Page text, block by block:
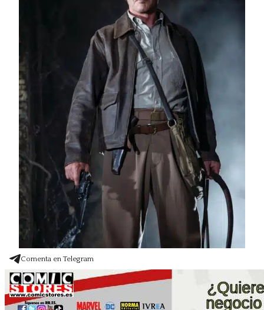
Comenta en Telegram